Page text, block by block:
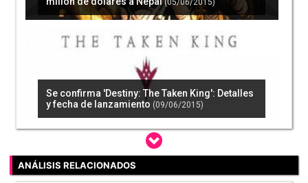
(05/06/2015)
Se confirma 'Destiny: The Taken King': Detalles
y fecha de lanzamiento (09/06/2015)
ANÁLISIS RELACIONADOS